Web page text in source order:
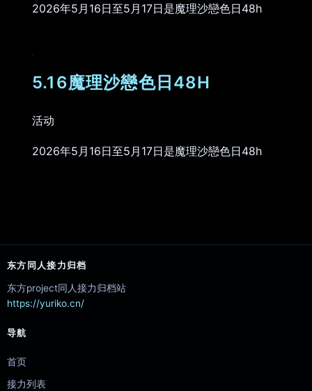
2026年5月16日至5月17日是魔理沙戀色日48h
5.16魔理沙戀色日48H
活动
2026年5月16日至5月17日是魔理沙戀色日48h
东方同人接力归档
东方project同人接力归档站
https://yuriko.cn/
导航
首页
接力列表